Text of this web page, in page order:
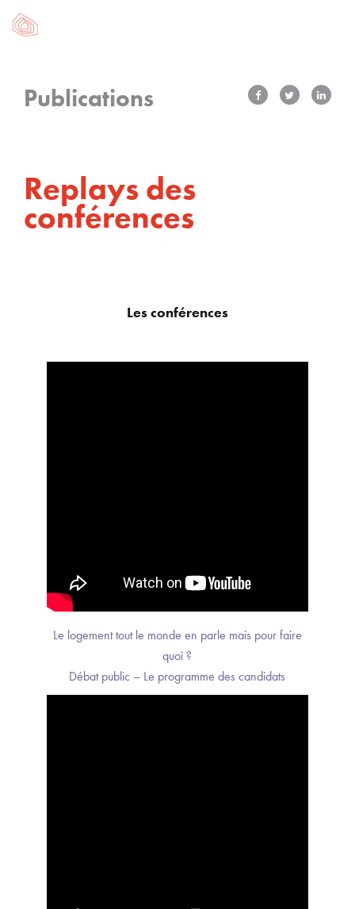
Publications
Replays des
conférences
Les conférences
Le logement tout le monde en parle mais pour faire
quoi ?
Débat public – Le programme des candidats